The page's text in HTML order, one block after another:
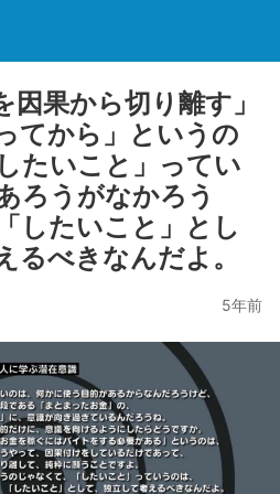
因果から切り離す」
てから」というの
たいこと」ってい
ろうがなかろう
したいこと」とし
るべきなんだよ。
5年前